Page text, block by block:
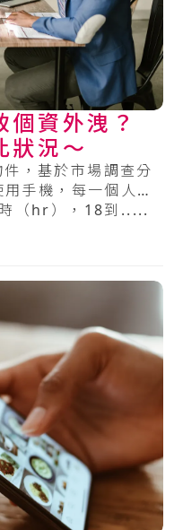
資外洩？
狀況～
，基於市場調查分
手機，每一個人每
（hr），18到.....